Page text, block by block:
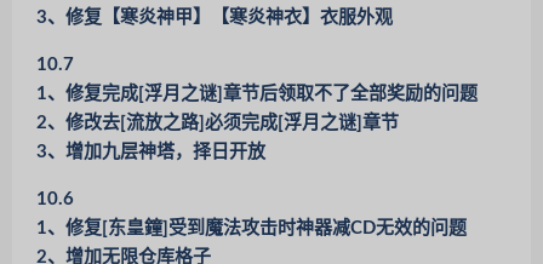
3、修复【寒炎神甲】【寒炎神衣】衣服外观
10.7
1、修复完成[浮月之谜]章节后领取不了全部奖励的问题
2、修改去[流放之路]必须完成[浮月之谜]章节
3、增加九层神塔，择日开放
10.6
1、修复[东皇鐘]受到魔法攻击时神器减CD无效的问题
2、增加无限仓库格子